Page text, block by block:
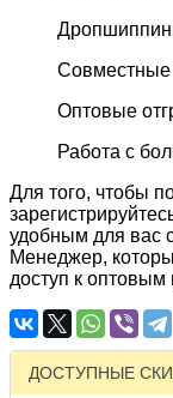
Совместные
Оптовые
Работа с
Для того, чтобы
удобным для вас
Менеджер,
доступ к
ДОСТУПНЫЕ